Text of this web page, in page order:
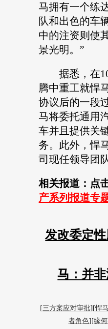
马拥有一个练
队和出色的车
中的注资则使
景光明。”
据悉，在
腾中重工就悍
协议后的一段
马将委托通用
车并且提供关
务。此外，悍
司现任领导团
相关报道：点
产系列报道专
发改委定
马：并
[三方案应对审批][悍
者角色][缘